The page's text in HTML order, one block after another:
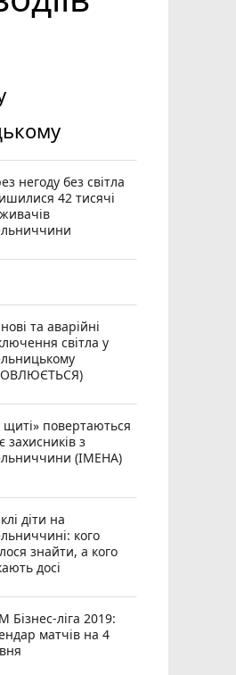
негоду без світла
42 тисячі
та аварійні
світла у
щиті» повертаються
захисників з
(ІМЕНА)
діти на
кого
знайти, а кого
досі
Бізнес-ліга 2019:
матчів на 4